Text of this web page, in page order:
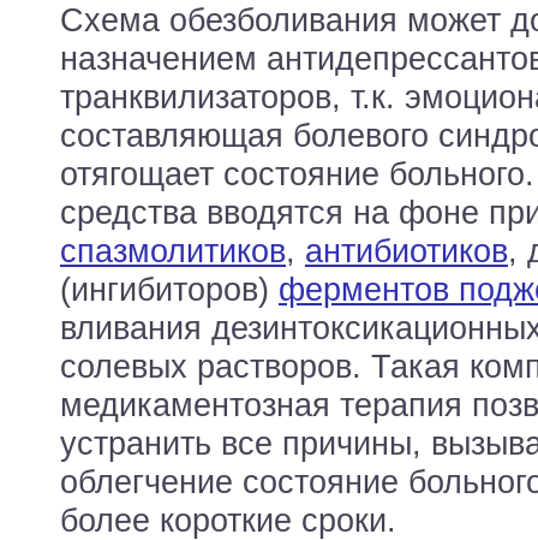
Схема обезболивания может
назначением
транквилизаторов, т.к.
составляющая болевого
отягощает состояние
средства вводятся на фоне
спазмолитиков, антибиотиков,
(ингибиторов) ферментов
вливания
солевых растворов. Такая
медикаментозная терапия
устранить все причины,
облегчение состояние
более короткие сроки.